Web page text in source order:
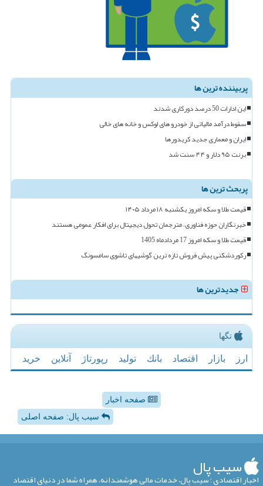
پربیننده ترین ها
این ادارات 50 درصد دورکاری شدند
سقوط درآمد مالیاتی از خودرو های لوکس و خانه های خالی
ایران و معماری جدید کریدورها
برنت ۹۵ دلار و ۴۴ سنت شد
پربحث ترین ها
قیمت طلا و سکه امروز یکشنبه ۱۸ مرداد ۱۴۰۵
خبرنگاران حوزه فناوری، مترجمان تحول دیجیتال برای افکار عمومی هستند
قیمت طلا و سکه امروز 17 مردادماه 1405
رکوردشکنی پیش فروش تازه ترین گوشیهای تاشوی سامسونگ
جدیدترین ها
تگها
ارز بازار اقتصاد بانك تولید رپورتاژ آنلاین خرید
صفحه اخبار
سیب پال: صفحه اصلی
سیب پال
اخبار اقتصادی ؛ سیب پال، خدمات مالی هوشمندانه، همراه شما در دنیای اقتصاد